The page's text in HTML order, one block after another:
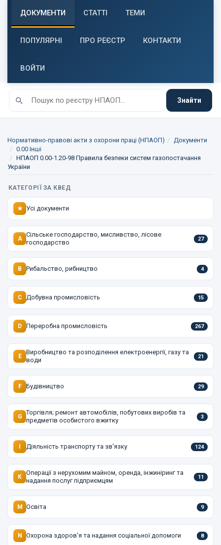
ДОКУМЕНТИ СТАТТІ ТЕМИ
ПОПУЛЯРНІ ПРО РЕЄСТР КОНТАКТИ
ВОЙТИ
Знайти
Нормативно-правові акти з охорони праці (НПАОП)
Документи
0.00 Інші
НПАОП 0.00-1.20-98 Правила безпеки систем газопостачання
України
КАТЕГОРІЇ ЗА КВЕД
★ Усі документи
A
Сільське господарство, мисливство, лісове
господарство
27
B Рибальство, рибництво 4
C Добувна промисловість 15
D Переробна промисловість 267
E
Виробництво та розподілення електроенергії, газу та
води
21
F Будівництво 29
G
Торгівля; ремонт автомобілів, побутових виробів та
предметів особистого вжитку
3
I Діяльність транспорту та зв'язку 124
K
Операції з нерухомим майном, оренда, інжиніринг та
надання послуг підприємцям
11
M Освіта 9
N Охорона здоров'я та надання соціальної допомоги 8